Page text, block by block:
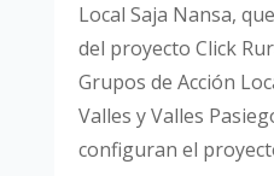
Local Saja Nansa,
del proyecto Click
Grupos de Acción
Valles y Valles
configuran el